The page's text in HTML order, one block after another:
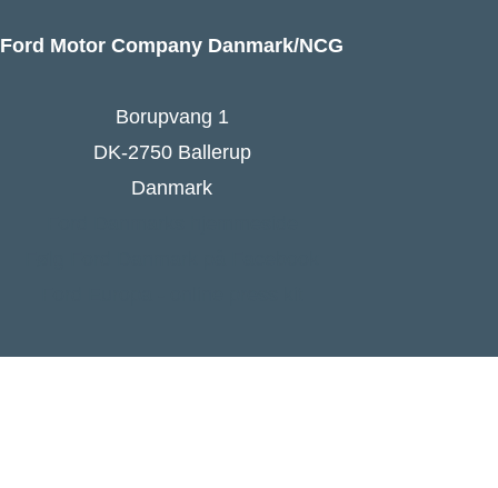
Ford Motor Company Danmark/NCG
Borupvang 1
DK-2750 Ballerup
Danmark